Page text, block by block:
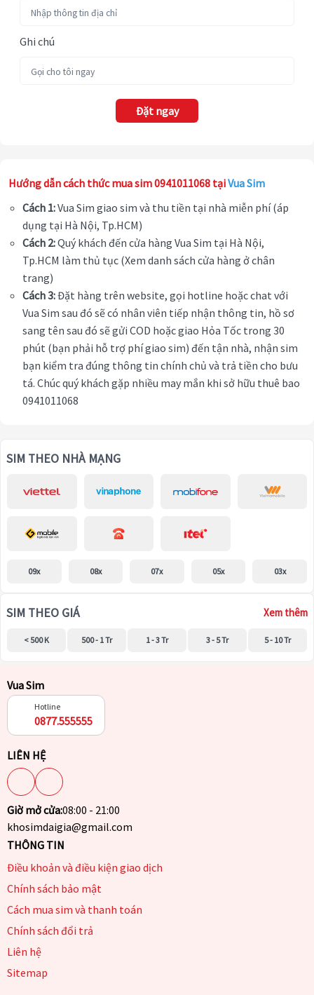
Ghi chú
Đặt ngay
Hướng dẫn cách thức mua sim 0941011068 tạiVua Sim
Cách 1:Vua Sim giao sim và thu tiền tại nhà miễn phí (áp
dụng tại Hà Nội, Tp.HCM)
Cách 2:Quý khách đến cửa hàng Vua Sim tại Hà Nội,
Tp.HCM làm thủ tục (Xem danh sách cửa hàng ở chân
trang)
Cách 3:Đặt hàng trên website, gọi hotline hoặc chat với
Vua Sim sau đó sẽ có nhân viên tiếp nhận thông tin, hồ sơ
sang tên sau đó sẽ gửi COD hoặc giao Hỏa Tốc trong 30
phút (bạn phải hỗ trợ phí giao sim) đến tận nhà, nhận sim
bạn kiểm tra đúng thông tin chính chủ và trả tiền cho bưu
tá. Chúc quý khách gặp nhiều may mắn khi sở hữu thuê bao
0941011068
SIM THEO NHÀ MẠNG
09x 08x 07x 05x 03x
SIM THEO GIÁ Xem thêm
< 500 K 500 - 1 Tr 1 - 3 Tr 3 - 5 Tr 5 - 10 Tr
Vua Sim
Hotline
0877.555555
LIÊN HỆ
Giờ mở cửa:08:00 - 21:00
khosimdaigia@gmail.com
THÔNG TIN
Điều khoản và điều kiện giao dịch
Chính sách bảo mật
Cách mua sim và thanh toán
Chính sách đổi trả
Liên hệ
Sitemap